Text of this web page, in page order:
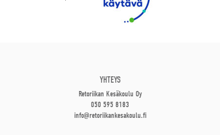
YHTEYS
Retoriikan Kesäkoulu Oy
050 595 8183
info@retoriikankesakoulu.fi